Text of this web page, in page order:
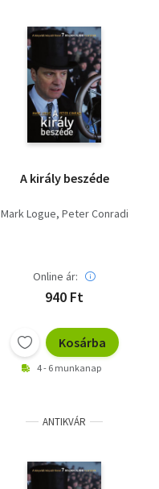
A király beszéde
Mark Logue Peter Conradi
Online ár:
940 Ft
Kosárba
4 - 6 munkanap
ANTIKVÁR